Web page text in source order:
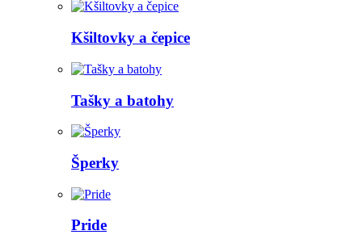
Kšiltovky a čepice
Tašky a batohy
Šperky
Pride